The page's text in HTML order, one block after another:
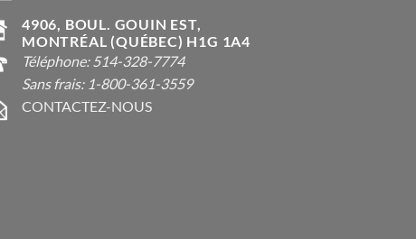
4906, BOUL. GOUIN EST,
MONTRÉAL (QUÉBEC) H1G 1A4
Téléphone: 514-328-7774
Sans frais: 1-800-361-3559
CONTACTEZ-NOUS